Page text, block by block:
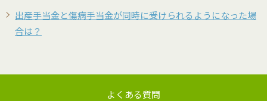
出産手当金と傷病手当金が同時に受けられるようになった場
合は？
よくある質問